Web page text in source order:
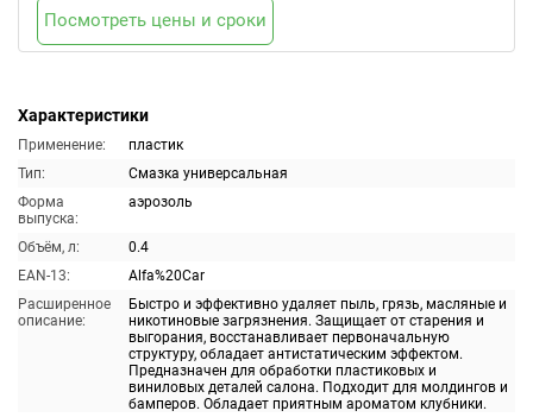
Характеристики
Применение:
пластик
Тип:
Смазка универсальная
Форма
выпуска:
аэрозоль
Объём, л:
0.4
EAN-13:
Alfa%20Car
Расширенное
описание:
Быстро и эффективно удаляет пыль, грязь, масляные и
никотиновые загрязнения. Защищает от старения и
выгорания, восстанавливает первоначальную
структуру, обладает антистатическим эффектом.
Предназначен для обработки пластиковых и
виниловых деталей салона. Подходит для молдингов и
бамперов. Обладает приятным ароматом клубники.
Посмотреть цены и сроки